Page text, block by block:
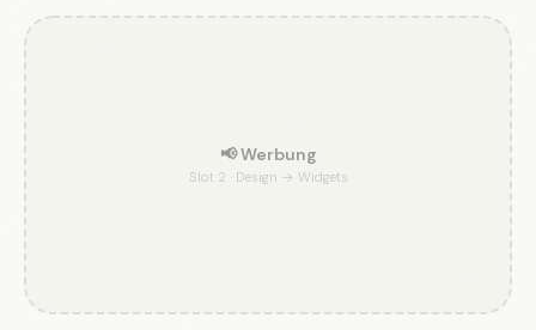
📢 Werbung
Slot 2 · Design → Widgets